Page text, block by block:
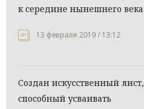
к середине нынешнего века
13 февраля 2019 / 13:12
Создан искусственный лист,
способный усваивать